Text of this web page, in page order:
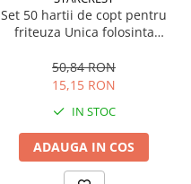
Set 50 hartii de copt pentru
friteuza Unica folosinta
STARCREST
50,84 RON
15,15 RON
IN STOC
ADAUGA IN COS